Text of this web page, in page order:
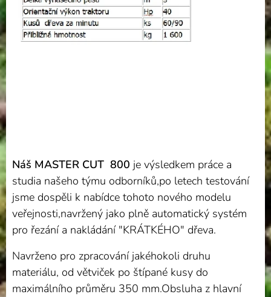
Náš MASTER CUT 800 je výsledkem práce a
studia našeho týmu odborníků,po letech testování
jsme dospěli k nabídce tohoto nového modelu
veřejnosti,navržený jako plně automatický systém
pro řezání a nakládání "KRÁTKÉHO" dřeva.
Navrženo pro zpracování jakéhokoli druhu
materiálu, od větviček po štípané kusy do
maximálního průměru 350 mm.Obsluha z hlavní